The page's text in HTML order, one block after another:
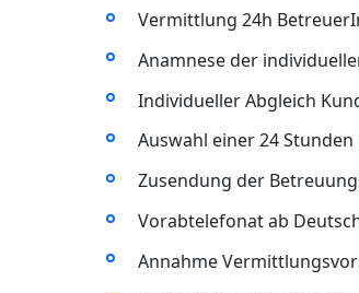
Vermittlung 24h
Anamnese der
Individueller Abgleich
Auswahl einer 24
Zusendung der
Vorabtelefonat ab
Annahme